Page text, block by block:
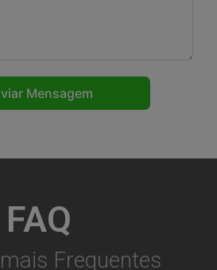
Mensagem
FAQ
Frequentes